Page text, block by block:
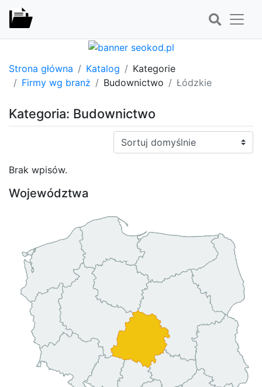
Strona główna Katalog
Kategorie
Firmy wg branż
Budownictwo Łódzkie
Kategoria: Budownictwo
Sortuj:
Brak wpisów.
Województwa